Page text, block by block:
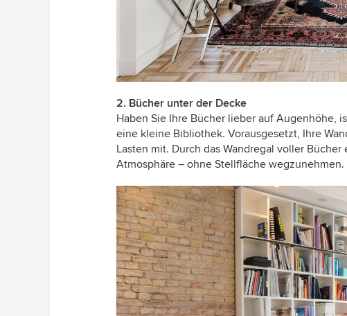
2. Bücher unter der Decke
Haben Sie Ihre Bücher lieber auf Augenhöhe,
eine kleine Bibliothek. Vorausgesetzt, Ihre
Lasten mit. Durch das Wandregal voller
Atmosphäre – ohne Stellfläche wegzunehmen.